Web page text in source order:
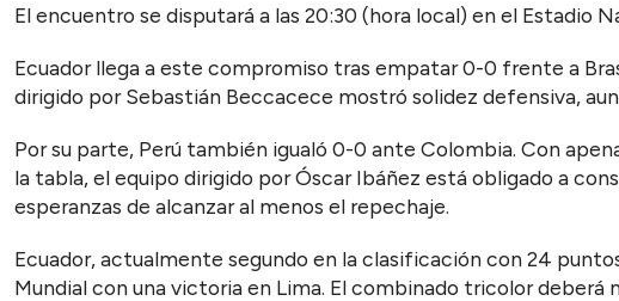
El encuentro se disputará a las 20:30 (hora local) en el Estadio
Ecuador llega a este compromiso tras empatar 0-0 frente a
dirigido por Sebastián Beccacece mostró solidez defensiva,
Por su parte, Perú también igualó 0-0 ante Colombia. Con
la tabla, el equipo dirigido por Óscar Ibáñez está obligado a
esperanzas de alcanzar al menos el repechaje.
Ecuador, actualmente segundo en la clasificación con 24
Mundial con una victoria en Lima. El combinado tricolor